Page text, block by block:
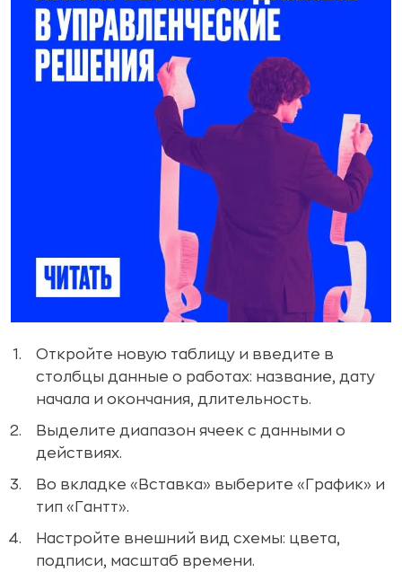
Откройте новую таблицу и введите в
столбцы данные о работах: название, дату
начала и окончания, длительность.
Выделите диапазон ячеек с данными о
действиях.
Во вкладке «Вставка» выберите «График» и
тип «Гантт».
Настройте внешний вид схемы: цвета,
подписи, масштаб времени.